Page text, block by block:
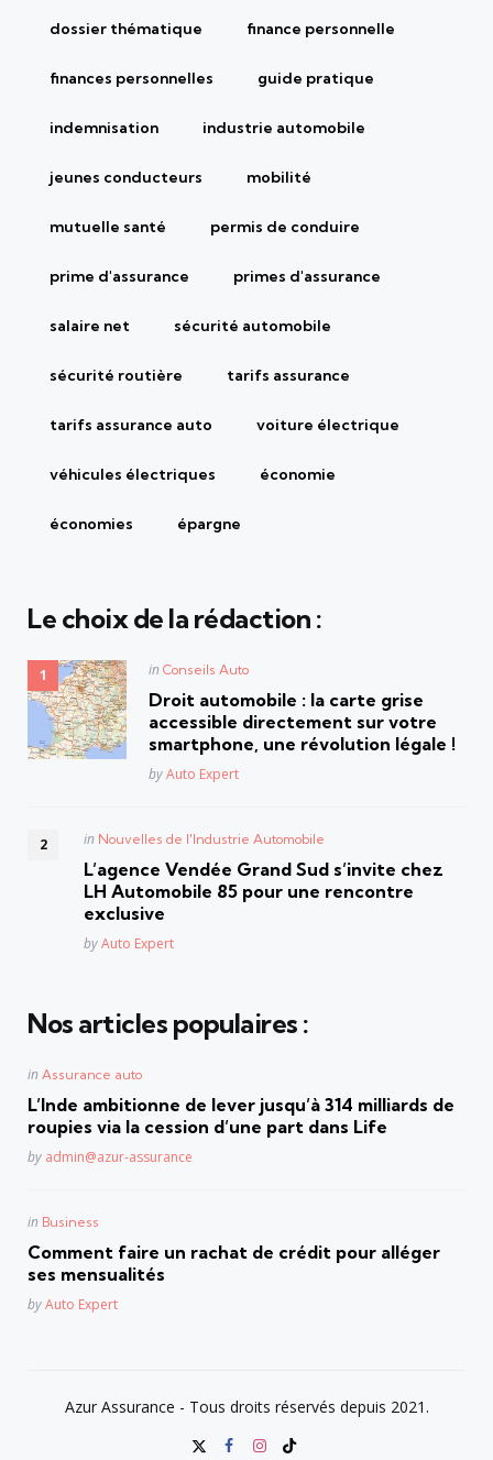
dossier thématique finance personnelle
finances personnelles guide pratique
indemnisation industrie automobile
jeunes conducteurs mobilité
mutuelle santé permis de conduire
prime d'assurance primes d'assurance
salaire net sécurité automobile
sécurité routière tarifs assurance
tarifs assurance auto voiture électrique
véhicules électriques économie
économies épargne
Le choix de la rédaction :
Posted
in Conseils Auto
Droit automobile : la carte grise
accessible directement sur votre
smartphone, une révolution légale !
Posted
byAuto Expert
Posted
in Nouvelles de l'Industrie Automobile
L’agence Vendée Grand Sud s’invite chez
LH Automobile 85 pour une rencontre
exclusive
Posted
byAuto Expert
Nos articles populaires :
Posted
in Assurance auto
L’Inde ambitionne de lever jusqu’à 314 milliards de
roupies via la cession d’une part dans Life
Posted
by admin@azur-assurance
Posted
in Business
Comment faire un rachat de crédit pour alléger
ses mensualités
Posted
byAuto Expert
Azur Assurance - Tous droits réservés depuis 2021.